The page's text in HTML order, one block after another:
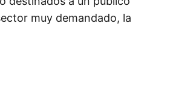
muy demandado, la